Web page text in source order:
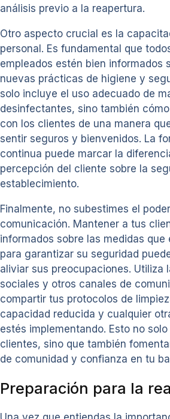
análisis previo a la reapertura.
Otro aspecto crucial es la
personal. Es fundamental que
empleados estén bien informados
nuevas prácticas de higiene y
solo incluye el uso adecuado de
desinfectantes, sino también
con los clientes de una manera
sentir seguros y bienvenidos. La
continua puede marcar la
percepción del cliente sobre la
establecimiento.
Finalmente, no subestimes el
comunicación. Mantener a tus
informados sobre las medidas que
para garantizar su seguridad
aliviar sus preocupaciones. Utiliza
sociales y otros canales de
compartir tus protocolos de
capacidad reducida y cualquier
estés implementando. Esto no
clientes, sino que también
de comunidad y confianza en tu
Preparación para la